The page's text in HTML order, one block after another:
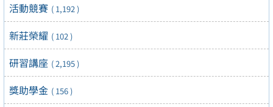
活動競賽 ( 1,192 )
新莊榮耀 ( 102 )
研習講座 ( 2,195 )
獎助學金 ( 156 )